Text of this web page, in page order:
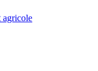
agricole